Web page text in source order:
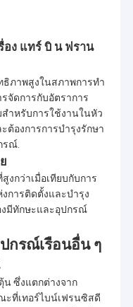
อง แทร์ บิ น ฟราน
ภาพสูงในสภาพการทํา
จัดการกับอัตราการ
าหรับการใช้งานในหัว
ต้องการการบํารุงรักษา
รณ์.
งกว่าเมื่อเทียบกับการ
การติดตั้งและบํารุง
งมีทักษะและอุปกรณ์
กรณ์เรือนอื่น ๆ
น ซึ่งแตกต่างจาก
ที่เทอร์ไบน์เฟรนซิสดี
n =
hr = 77.7m,
Qr =
2x1.627m3
/ s + 0.796
m3 / s n =
1000rpm
2,011.4
hr = 204.5m,
Qr = 0.43m3
/ s
n =
2,011.4
hr = 22.35m,
Qr =
2x1.65m3 /
s
n = 750rpm